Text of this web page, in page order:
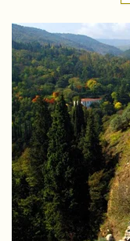
Arménie a Gruzie